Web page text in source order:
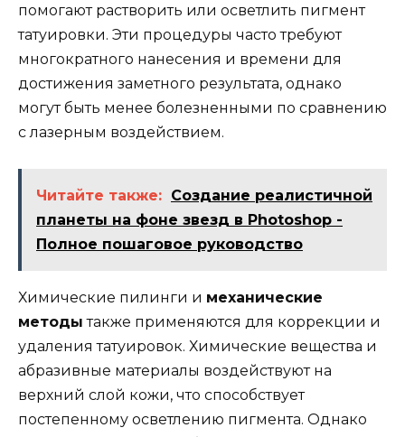
помогают растворить или осветлить пигмент
татуировки. Эти процедуры часто требуют
многократного нанесения и времени для
достижения заметного результата, однако
могут быть менее болезненными по сравнению
с лазерным воздействием.
Читайте также: Создание реалистичной
планеты на фоне звезд в Photoshop -
Полное пошаговое руководство
Химические пилинги и механические
методы также применяются для коррекции и
удаления татуировок. Химические вещества и
абразивные материалы воздействуют на
верхний слой кожи, что способствует
постепенному осветлению пигмента. Однако